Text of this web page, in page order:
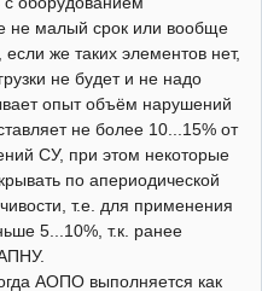
не малый срок или вообще
же таких элементов нет,
не будет и не надо
опыт объём нарушений
не более 10...15% от
СУ, при этом некоторые
по апериодической
т.е. для применения
5...10%, т.к. ранее
АОПО выполняется как